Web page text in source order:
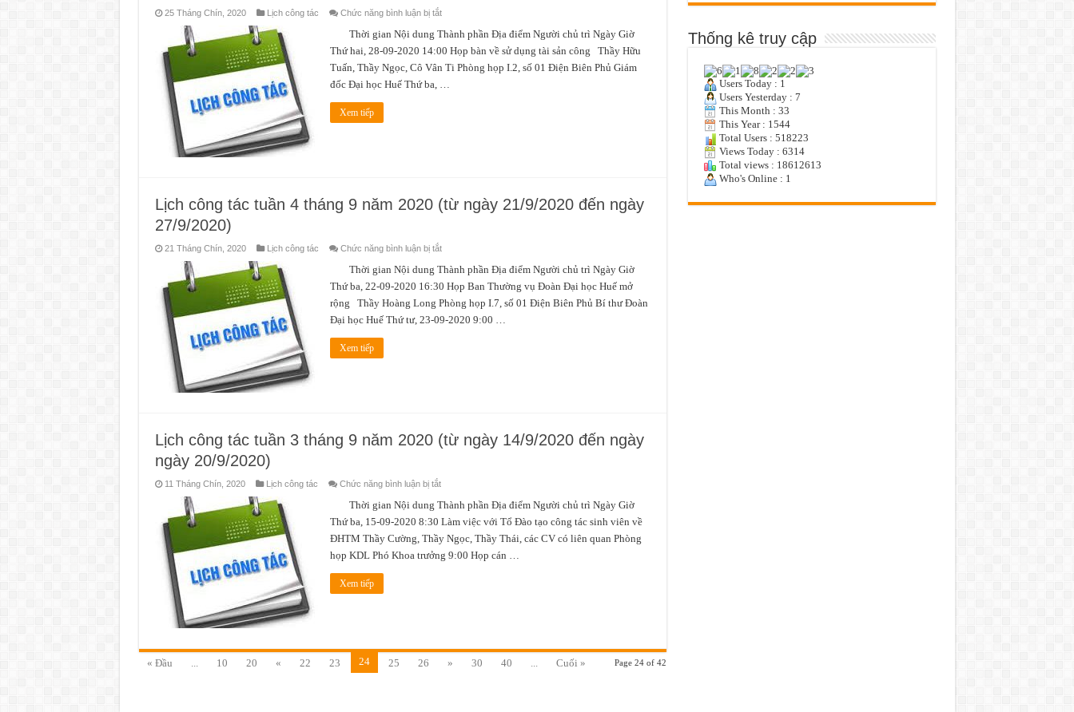
25 Tháng Chín, 2020 Lịch công tác Chức năng bình luận bị tắtở
công
tác
tuần
tháng
năm
Thời gian Nội dung Thành phần Địa điểm Người chủ trì Ngày Giờ
Thứ hai, 28-09-2020 14:00 Họp bàn về sử dụng tài sản công Thầy Hữu
Tuấn, Thầy Ngọc, Cô Vân Ti Phòng họp I.2, số 01 Điện Biên Phủ Giám
đốc Đại học Huế Thứ ba, …
Xem tiếp
Lịch công tác tuần 4 tháng 9 năm 2020 (từ ngày 21/9/2020 đến ngày
27/9/2020)
21 Tháng Chín, 2020 Lịch công tác Chức năng bình luận bị tắtở
công
tác
tuần
tháng
9
năm
Thời gian Nội dung Thành phần Địa điểm Người chủ trì Ngày Giờ
Thứ ba, 22-09-2020 16:30 Họp Ban Thường vụ Đoàn Đại học Huế mở
rộng Thầy Hoàng Long Phòng họp I.7, số 01 Điện Biên Phủ Bí thư Đoàn
Đại học Huế Thứ tư, 23-09-2020 9:00 …
Xem tiếp
Lịch công tác tuần 3 tháng 9 năm 2020 (từ ngày 14/9/2020 đến ngày
ngày 20/9/2020)
11 Tháng Chín, 2020 Lịch công tác Chức năng bình luận bị tắtở
công
tác
tuần
tháng
năm
Thời gian Nội dung Thành phần Địa điểm Người chủ trì Ngày Giờ
Thứ ba, 15-09-2020 8:30 Làm việc với Tổ Đào tạo công tác sinh viên về
ĐHTM Thầy Cường, Thầy Ngọc, Thầy Thái, các CV có liên quan Phòng
họp KDL Phó Khoa trưởng 9:00 Họp cán …
Xem tiếp
Page 24 of 42
« Đầu 10 20 « 22 23 24 25 26 » 30 40 Cuối »
Thống kê truy cập
Users Today : 1
Users Yesterday : 7
This Month : 33
This Year : 1544
Total Users : 518223
Views Today : 6314
Total views : 18612613
Who's Online : 1